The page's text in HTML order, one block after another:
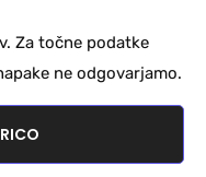
Za točne podatke
ne odgovarjamo.